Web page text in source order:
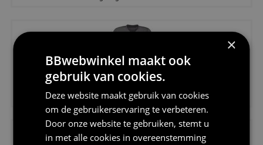
V-hals shirt rood wit blauw st...
×
BBwebwinkel maakt ook
gebruik van cookies.
Deze website maakt gebruik van cookies
om de gebruikerservaring te verbeteren.
Door onze website te gebruiken, stemt u
in met alle cookies in overeenstemming